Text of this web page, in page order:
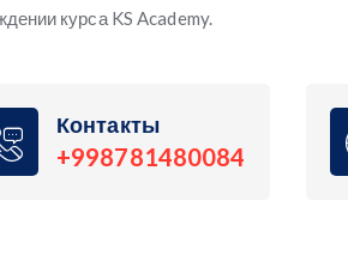
курса KS Academy.
Контакты
+998781480084